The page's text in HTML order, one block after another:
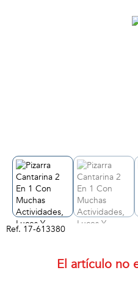
Ref. 17-613380
El artículo no